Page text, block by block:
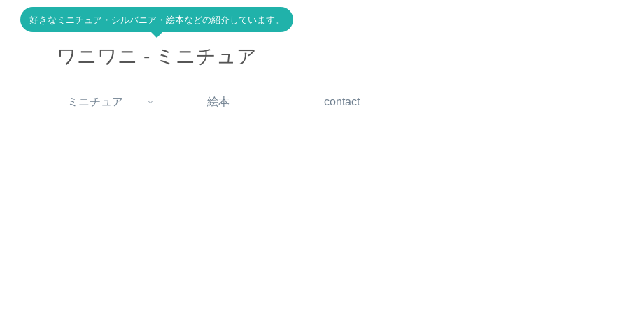
好きなミニチュア・シルバニア・絵本などの紹介しています。
ワニワニ - ミニチュア
ミニチュア 絵本 contact